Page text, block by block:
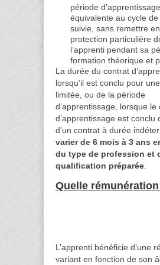
période
équivalente au cycle
suivie, sans remettre
protection particulière
l’apprenti pendant sa
formation théorique et
La durée du contrat
lorsqu’il est conclu pour
limitée, ou de la période
d’apprentissage, lorsque le
d’apprentissage est conclu
d’un contrat à durée
varier de 6 mois à 3 ans
du type de profession et
qualification préparée
Quelle
L’apprenti bénéficie d’une
variant en fonction de son